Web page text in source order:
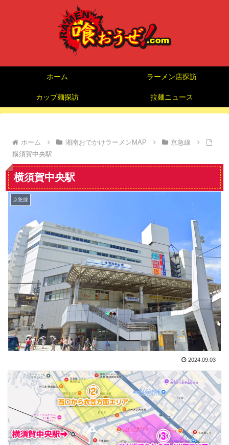
ホーム ラーメン店探訪
カップ麺探訪 拉麺ニュース
ホーム 湘南おでかけラーメンMAP
京急線
横須賀中央駅
横須賀中央駅
京急線
2024.09.03